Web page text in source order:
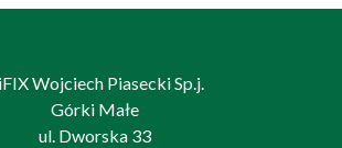
Wojciech Piasecki Sp.j.
Górki Małe
ul. Dworska 33